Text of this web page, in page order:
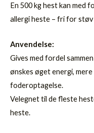
En 500 kg hest kan med
allergi heste – fri for støv
Anvendelse:
Gives med fordel
ønskes øget energi,
foderoptagelse.
Velegnet til de fleste
heste.